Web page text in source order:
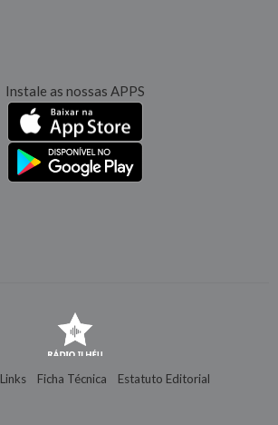
Instale as nossas APPS
Links Ficha Técnica Estatuto Editorial